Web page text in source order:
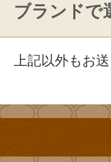
ブランドで
上記以外もお